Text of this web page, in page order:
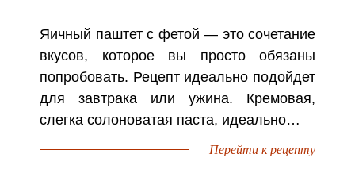
Яичный паштет с фетой — это сочетание
вкусов, которое вы просто обязаны
попробовать. Рецепт идеально подойдет
для завтрака или ужина. Кремовая,
слегка солоноватая паста, идеально…
Перейти к рецепту